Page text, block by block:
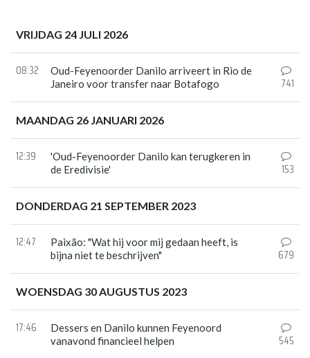
VRIJDAG 24 JULI 2026
08:32
Oud-Feyenoorder Danilo arriveert in Rio de
Janeiro voor transfer naar Botafogo
741
MAANDAG 26 JANUARI 2026
12:39
'Oud-Feyenoorder Danilo kan terugkeren in
de Eredivisie'
153
DONDERDAG 21 SEPTEMBER 2023
12:47
Paixão: "Wat hij voor mij gedaan heeft, is
bijna niet te beschrijven"
679
WOENSDAG 30 AUGUSTUS 2023
17:46
Dessers en Danilo kunnen Feyenoord
vanavond financieel helpen
545